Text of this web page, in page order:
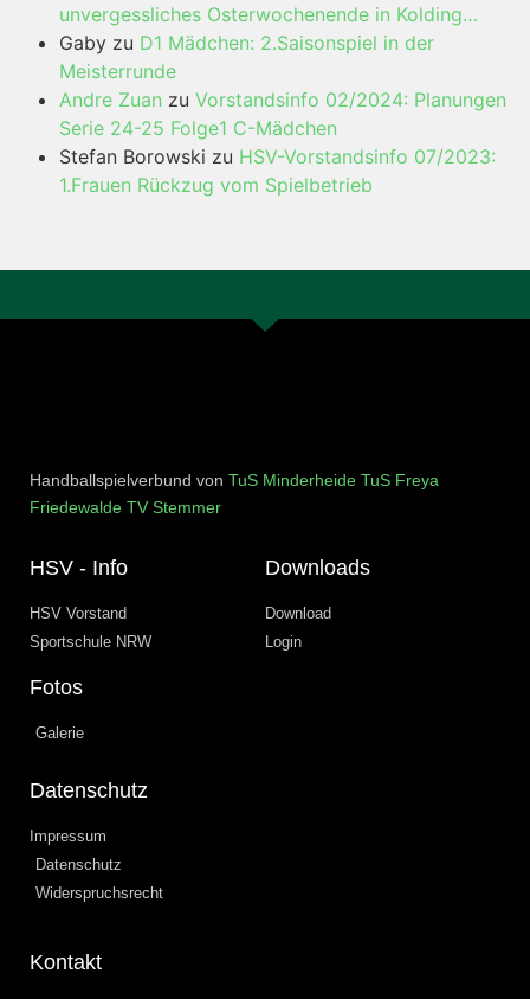
unvergessliches Osterwochenende in Kolding…
Gaby zu D1 Mädchen: 2.Saisonspiel in der
Meisterrunde
Andre Zuan zu Vorstandsinfo 02/2024: Planungen
Serie 24-25 Folge1 C-Mädchen
Stefan Borowski zu HSV-Vorstandsinfo 07/2023:
1.Frauen Rückzug vom Spielbetrieb
Handballspielverbund von TuS Minderheide TuS Freya
Friedewalde TV Stemmer
HSV - Info
HSV Vorstand
Sportschule NRW
Fotos
Galerie
Downloads
Download
Login
Datenschutz
Impressum
Datenschutz
Widerspruchsrecht
Kontakt